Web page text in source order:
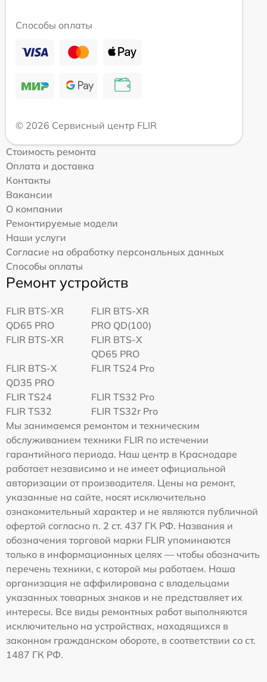
Способы оплаты
© 2026 Сервисный центр FLIR
Стоимость ремонта
Оплата и доставка
Контакты
Вакансии
О компании
Ремонтируемые модели
Наши услуги
Согласие на обработку персональных данных
Способы оплаты
Ремонт устройств
FLIR BTS-XR
QD65 PRO
FLIR BTS-XR
PRO QD(100)
FLIR BTS-XR
FLIR BTS-X
QD65 PRO
FLIR BTS-X
QD35 PRO
FLIR TS24 Pro
FLIR TS24
FLIR TS32 Pro
FLIR TS32
FLIR TS32r Pro
Мы занимаемся ремонтом и техническим
обслуживанием техники FLIR по истечении
гарантийного периода. Наш центр в Краснодаре
работает независимо и не имеет официальной
авторизации от производителя. Цены на ремонт,
указанные на сайте, носят исключительно
ознакомительный характер и не являются публичной
офертой согласно п. 2 ст. 437 ГК РФ. Названия и
обозначения торговой марки FLIR упоминаются
только в информационных целях — чтобы обозначить
перечень техники, с которой мы работаем. Наша
организация не аффилирована с владельцами
указанных товарных знаков и не представляет их
интересы. Все виды ремонтных работ выполняются
исключительно на устройствах, находящихся в
законном гражданском обороте, в соответствии со ст.
1487 ГК РФ.